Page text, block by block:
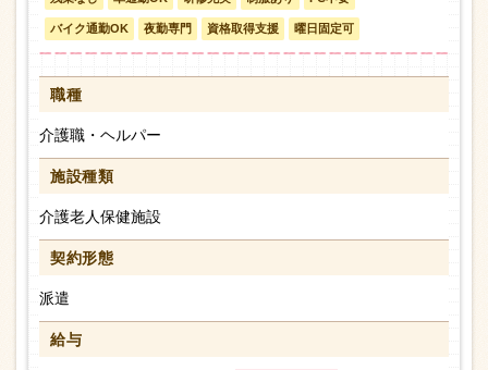
お問い合わせ
バイク通勤OK 夜勤専門 資格取得支援 曜日固定可
職種
介護職・ヘルパー
施設種類
介護老人保健施設
契約形態
派遣
給与